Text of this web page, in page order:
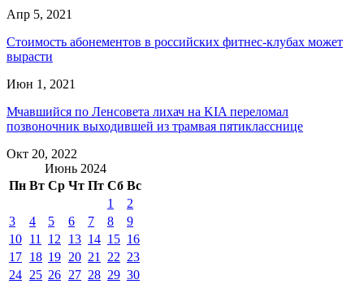
Апр 5, 2021
Стоимость абонементов в российских фитнес-клубах может
вырасти
Июн 1, 2021
Мчавшийся по Ленсовета лихач на KIA переломал
позвоночник выходившей из трамвая пятикласснице
Окт 20, 2022
Июнь 2024
Пн Вт Ср Чт Пт Сб Вс
1
2
3
4 5 6 7 8
9
10 11 12 13 14 15 16
17 18 19 20 21 22 23
24 25 26 27 28 29 30